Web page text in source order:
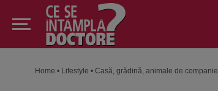
Home • Lifestyle • Casă, grădină, animale de companie